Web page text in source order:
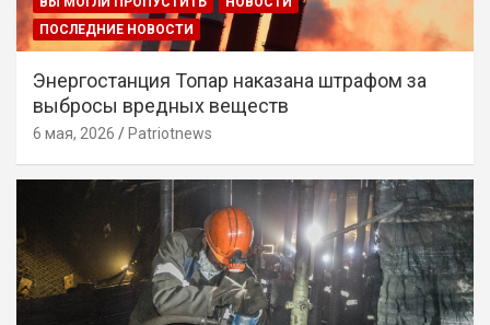
ПОСЛЕДНИЕ НОВОСТИ
Энергостанция Топар наказана штрафом за
выбросы вредных веществ
6 мая, 2026 Patriotnews